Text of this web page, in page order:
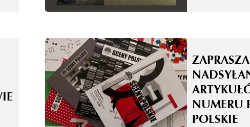
NUMERU
POLSKIE